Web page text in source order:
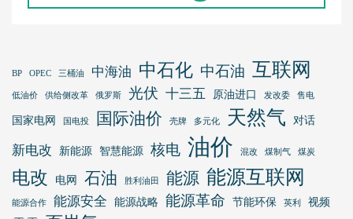
BP OPEC 三桶油 中海油 中石化 中石油 互联网
低油价 供给侧改革 俄罗斯 光伏 十三五 原油进口 发改委 售电
国家电网 国电投 国际油价 壳牌 多元化 天然气 对话
新电改 新能源 智慧能源 核电 油价 混改 煤制气 煤炭
电改 电网 石油 胜利油田 能源 能源互联网
能源合作 能源安全 能源战略 能源革命 节能环保 英利 视频